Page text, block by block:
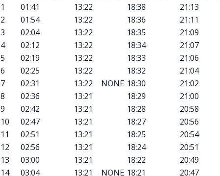
1
01:41 13:22 18:38
21:13
2
01:54 13:22 18:36
21:11
3
02:04 13:22 18:35
21:09
4
02:12 13:22 18:34
21:07
5
02:19 13:22 18:33
21:06
6
02:25 13:22 18:32
21:04
7
02:31 13:22 NONE 18:30
21:02
8
02:36 13:21 18:29
21:00
9
02:42 13:21 18:28
20:58
10
02:47 13:21 18:27
20:56
11
02:51 13:21 18:25
20:54
12
02:56 13:21 18:24
20:51
13
03:00 13:21 18:22
20:49
14
03:04 13:21 NONE 18:21
20:47